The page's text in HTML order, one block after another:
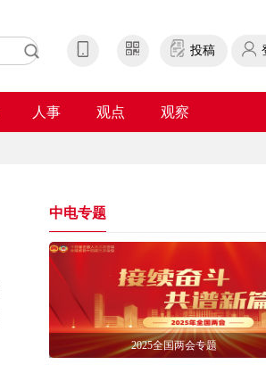
投稿
人事 观点 观察
中电专题
2025全国两会专题